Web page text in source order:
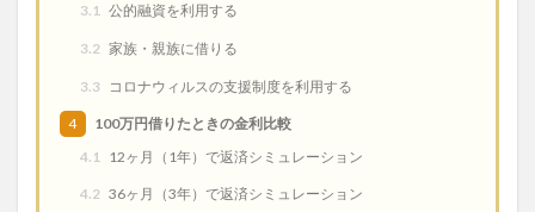
3.1 公的融資を利用する
3.2 家族・親族に借りる
3.3 コロナウィルスの支援制度を利用する
4
100万円借りたときの金利比較
4.1
12ヶ月（1年）で返済シミュレーション
4.2 36ヶ月（3年）で返済シミュレーション